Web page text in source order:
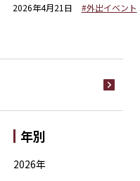
2026年4月21日 #外出イベント
年別
2026年